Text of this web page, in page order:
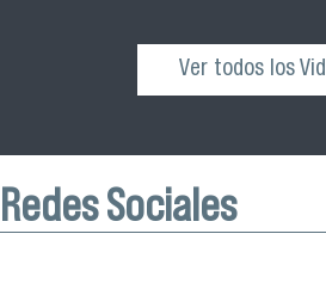
Ver todos los
Redes Sociales